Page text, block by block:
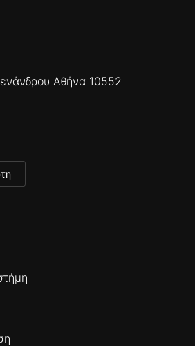
Αθήνα 10552